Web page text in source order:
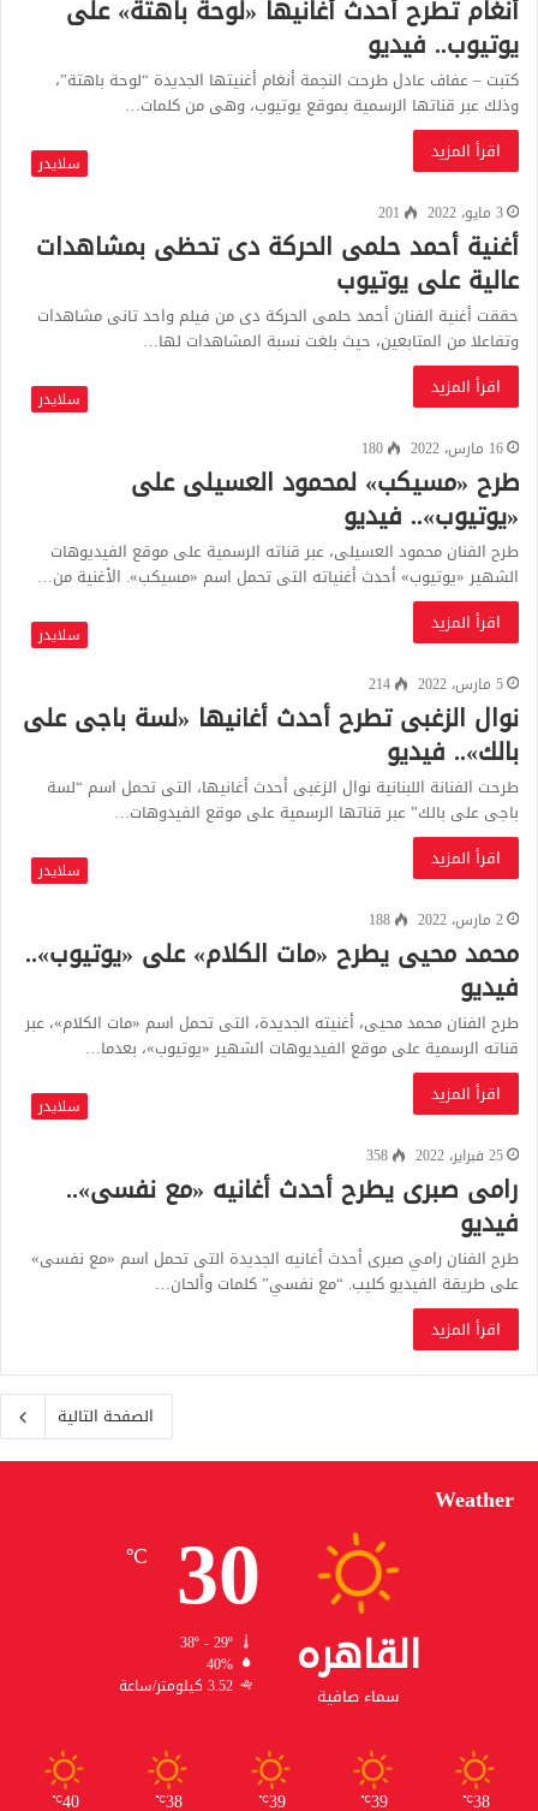
أنغام تطرح أحدث أغانيها «لوحة باهتة» على
يوتيوب.. فيديو
كتبت – عفاف عادل طرحت النجمة أنغام أغنيتها الجديدة “لوحة باهتة”،
وذلك عبر قناتها الرسمية بموقع يوتيوب، وهى من كلمات…
اقرأ المزيد
سلايدر
3 مايو، 2022
201
أغنية أحمد حلمى الحركة دى تحظى بمشاهدات
عالية على يوتيوب
حققت أغنية الفنان أحمد حلمى الحركة دى من فيلم واحد تانى مشاهدات
وتفاعلا من المتابعين، حيث بلغت نسبة المشاهدات لها…
اقرأ المزيد
سلايدر
16 مارس، 2022
180
طرح «مسيكب» لمحمود العسيلى على
«يوتيوب».. فيديو
طرح الفنان محمود العسيلى، عبر قناته الرسمية على موقع الفيديوهات
الشهير «يوتيوب» أحدث أغنياته التى تحمل اسم «مسيكب». الأغنية من…
اقرأ المزيد
سلايدر
5 مارس، 2022
214
نوال الزغبى تطرح أحدث أغانيها «لسة باجى على
بالك».. فيديو
طرحت الفنانة اللبنانية نوال الزغبى أحدث أغانيها، التى تحمل اسم “لسة
باجى على بالك” عبر قناتها الرسمية على موقع الفيدوهات…
اقرأ المزيد
سلايدر
2 مارس، 2022
188
محمد محيى يطرح «مات الكلام» على «يوتيوب»..
فيديو
طرح الفنان محمد محيى، أغنيته الجديدة، التى تحمل اسم «مات الكلام»، عبر
قناته الرسمية على موقع الفيديوهات الشهير «يوتيوب»، بعدما…
اقرأ المزيد
سلايدر
25 فبراير، 2022
358
رامى صبرى يطرح أحدث أغانيه «مع نفسى»..
فيديو
طرح الفنان رامي صبرى أحدث أغانيه الجديدة التى تحمل اسم «مع نفسى»
على طريقة الفيديو كليب. “مع نفسي” كلمات وألحان…
اقرأ المزيد
الصفحة التالية
Weather
القاهره
سماء صافية
30
℃
38º - 29º
40%
3.52 كيلومتر/ساعة
38
℃
39
℃
39
℃
38
℃
40
℃